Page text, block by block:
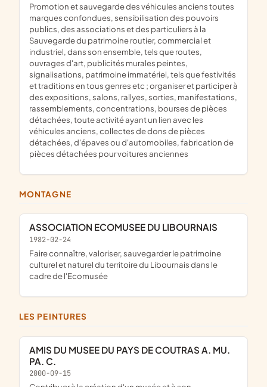
promotion et sauvegarde des véhicules anciens toutes
marques confondues, sensibilisation des pouvoirs
publics, des associations et des particuliers à la
Sauvegarde du patrimoine routier, commercial et
industriel, dans son ensemble, tels que routes,
ouvrages d'art, publicités murales peintes,
signalisations, patrimoine immatériel, tels que festivités
et traditions en tous genres etc ; organiser et participer à
des expositions, salons, rallyes, sorties, manifestations,
rassemblements, concentrations, bourses de pièces
détachées, toute activité ayant un lien avec les
véhicules anciens, collectes de dons de pièces
détachées, d'épaves ou d'automobiles, fabrication de
pièces détachées pour voitures anciennes
MONTAGNE
ASSOCIATION ECOMUSEE DU LIBOURNAIS
1982-02-24
Faire connaître, valoriser, sauvegarder le patrimoine
culturel et naturel du territoire du Libournais dans le
cadre de l'Ecomusée
LES PEINTURES
AMIS DU MUSEE DU PAYS DE COUTRAS A. MU.
PA. C.
2000-09-15